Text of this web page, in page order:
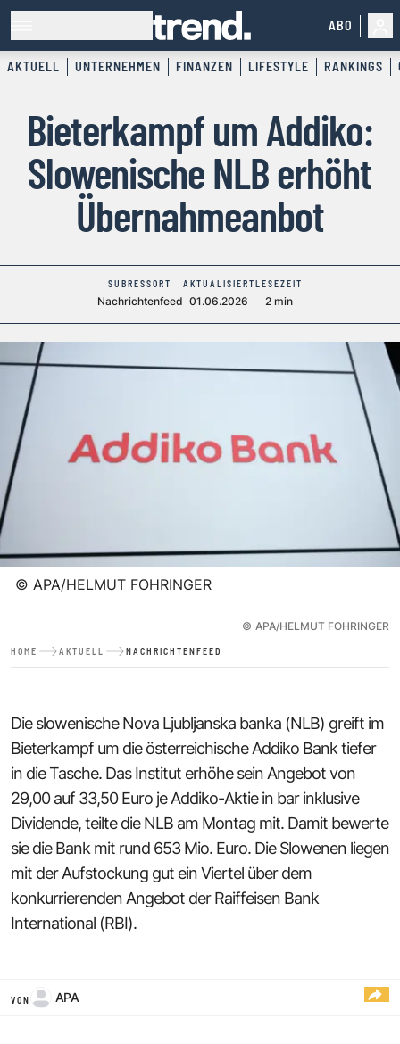
ABO
AKTUELL UNTERNEHMEN FINANZEN LIFESTYLE RANKINGS
Bieterkampf um Addiko:
Slowenische NLB erhöht
Übernahmeanbot
SUBRESSORT
Nachrichtenfeed
AKTUALISIERT
01.06.2026
LESEZEIT
2 min
© APA/HELMUT FOHRINGER
© APA/HELMUT FOHRINGER
HOME AKTUELL NACHRICHTENFEED
Die slowenische Nova Ljubljanska banka (NLB) greift im
Bieterkampf um die österreichische Addiko Bank tiefer
in die Tasche. Das Institut erhöhe sein Angebot von
29,00 auf 33,50 Euro je Addiko-Aktie in bar inklusive
Dividende, teilte die NLB am Montag mit. Damit bewerte
sie die Bank mit rund 653 Mio. Euro. Die Slowenen liegen
mit der Aufstockung gut ein Viertel über dem
konkurrierenden Angebot der Raiffeisen Bank
International (RBI).
VON APA